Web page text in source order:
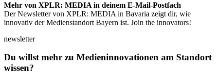
Mehr von XPLR: MEDIA in deinem E-Mail-Postfach
Der Newsletter von XPLR: MEDIA in Bavaria zeigt dir, wie
innovativ der Medienstandort Bayern ist. Join the innovators!
newsletter
Du willst mehr zu Medieninnovationen am Standort
wissen?